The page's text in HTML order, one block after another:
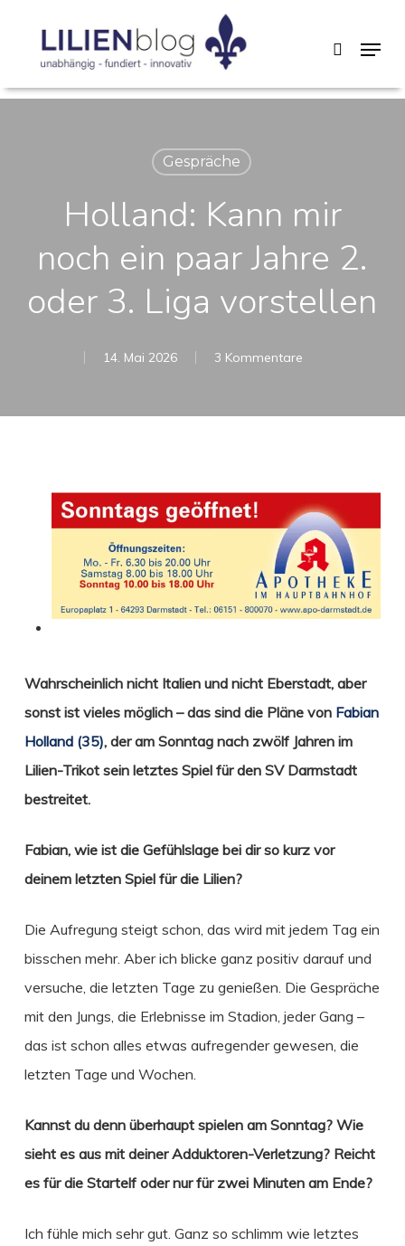
content
search
Menu
Gespräche
Holland: Kann mir
noch ein paar Jahre 2.
oder 3. Liga vorstellen
14. Mai 2026 3 Kommentare
Wahrscheinlich nicht Italien und nicht Eberstadt, aber
sonst ist vieles möglich – das sind die Pläne von Fabian
Holland (35), der am Sonntag nach zwölf Jahren im
Lilien-Trikot sein letztes Spiel für den SV Darmstadt
bestreitet.
Fabian, wie ist die Gefühlslage bei dir so kurz vor
deinem letzten Spiel für die Lilien?
Die Aufregung steigt schon, das wird mit jedem Tag ein
bisschen mehr. Aber ich blicke ganz positiv darauf und
versuche, die letzten Tage zu genießen. Die Gespräche
mit den Jungs, die Erlebnisse im Stadion, jeder Gang –
das ist schon alles etwas aufregender gewesen, die
letzten Tage und Wochen.
Kannst du denn überhaupt spielen am Sonntag? Wie
sieht es aus mit deiner Adduktoren-Verletzung? Reicht
es für die Startelf oder nur für zwei Minuten am Ende?
Ich fühle mich sehr gut. Ganz so schlimm wie letztes